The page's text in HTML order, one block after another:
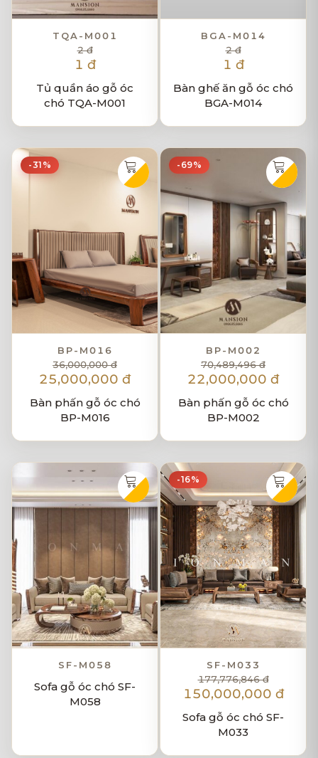
TQA-M001
2 đ
1 đ
Tủ quần áo gỗ óc
chó TQA-M001
BGA-M014
2 đ
1 đ
Bàn ghế ăn gỗ óc chó
BGA-M014
-31%
BP-M016
36,000,000 đ
25,000,000 đ
Bàn phấn gỗ óc chó
BP-M016
-69%
BP-M002
70,489,496 đ
22,000,000 đ
Bàn phấn gỗ óc chó
BP-M002
SF-M058
Sofa gỗ óc chó SF-
M058
-16%
SF-M033
177,776,846 đ
150,000,000 đ
Sofa gỗ óc chó SF-
M033